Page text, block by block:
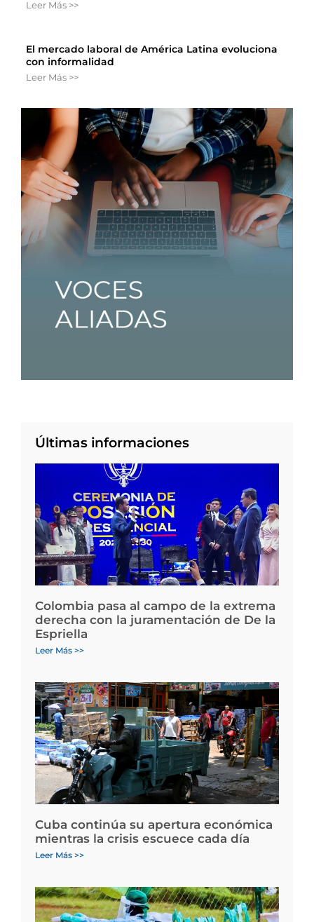
Leer Más >>
El mercado laboral de América Latina evoluciona
con informalidad
Leer Más >>
Últimas informaciones
Colombia pasa al campo de la extrema
derecha con la juramentación de De la
Espriella
Leer Más >>
Cuba continúa su apertura económica
mientras la crisis escuece cada día
Leer Más >>